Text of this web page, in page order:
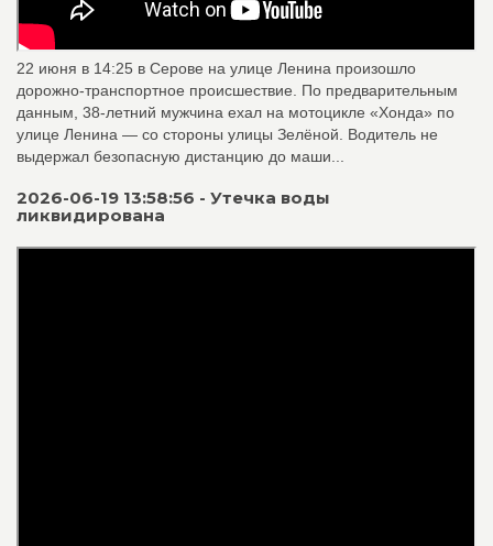
22 июня в 14:25 в Серове на улице Ленина произошло
дорожно‑транспортное происшествие. По предварительным
данным, 38‑летний мужчина ехал на мотоцикле «Хонда» по
улице Ленина — со стороны улицы Зелёной. Водитель не
выдержал безопасную дистанцию до маши...
2026-06-19 13:58:56 - Утечка воды
ликвидирована